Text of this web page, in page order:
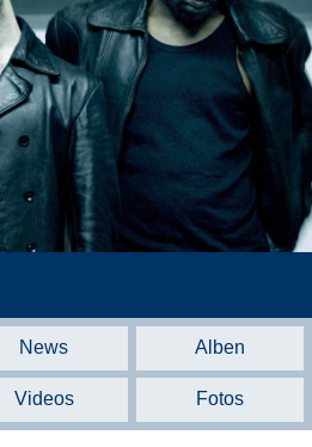
News Alben
Videos Fotos